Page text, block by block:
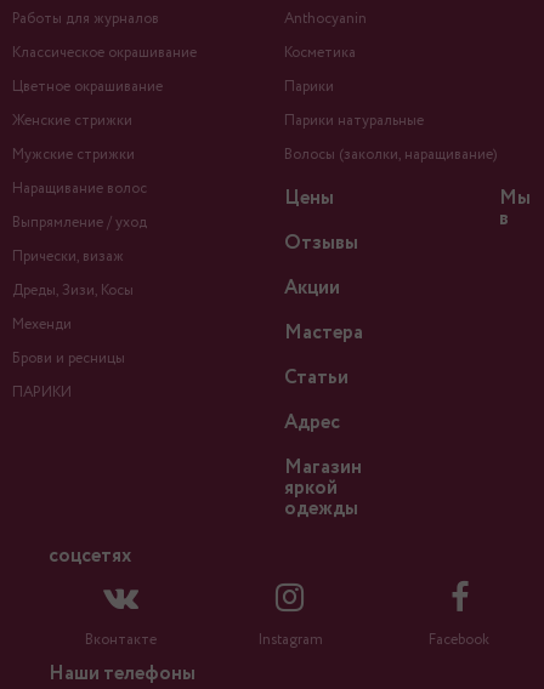
Работы для журналов
Классическое окрашивание
Цветное окрашивание
Женские стрижки
Мужские стрижки
Наращивание волос
Выпрямление / уход
Прически, визаж
Дреды, Зизи, Косы
Мехенди
Брови и ресницы
ПАРИКИ
Anthocyanin
Косметика
Парики
Парики натуральные
Волосы (заколки, наращивание)
Цены
Отзывы
Акции
Мастера
Статьи
Адрес
Магазин
яркой
одежды
Мы
в
соцсетях
Вконтакте Instagram Facebook
Наши телефоны